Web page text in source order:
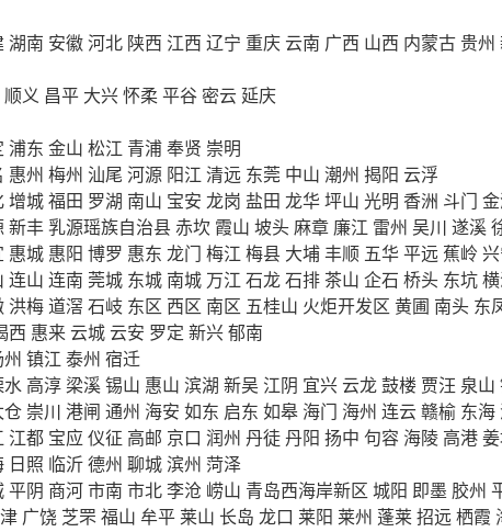
湖南 安徽河北 陕西 江西 辽宁 重庆 云南 广西 山西 内蒙古 贵州
顺义 昌平 大兴怀柔平谷 密云延庆
浦东 金山 松江 青浦奉贤 崇明
惠州 梅州 汕尾 河源 阳江 清远 东莞 中山 潮州 揭阳 云浮
增城福田 罗湖 南山 宝安 龙岗 盐田 龙华坪山 光明 香洲 斗门
新丰乳源瑶族自治县赤坎 霞山 坡头麻章 廉江 雷州 吴川 遂溪
惠城 惠阳 博罗 惠东 龙门 梅江 梅县 大埔丰顺 五华平远 蕉岭
连山 连南 莞城 东城 南城 万江 石龙石排茶山 企石 桥头 东坑
洪梅道滘 石岐 东区 西区 南区 五桂山 火炬开发区 黄圃 南头 东
西 惠来 云城 云安 罗定 新兴郁南
镇江 泰州 宿迁
水 高淳 梁溪锡山 惠山 滨湖 新吴 江阴 宜兴 云龙鼓楼 贾汪 泉山
仓 崇川 港闸 通州 海安 如东 启东 如皋 海门 海州 连云赣榆 东海
江都 宝应 仪征 高邮 京口 润州 丹徒丹阳 扬中 句容 海陵 高港
日照 临沂德州 聊城滨州 菏泽
平阴 商河市南 市北李沧 崂山 青岛西海岸新区 城阳 即墨 胶州
广饶 芝罘福山 牟平 莱山 长岛 龙口 莱阳 莱州 蓬莱招远 栖霞